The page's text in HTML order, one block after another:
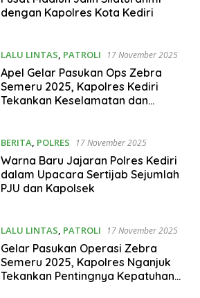
dengan Kapolres Kota Kediri
LALU LINTAS, PATROLI 17 November 2025
Apel Gelar Pasukan Ops Zebra
Semeru 2025, Kapolres Kediri
Tekankan Keselamatan dan
BERITA, POLRES 17 November 2025
Warna Baru Jajaran Polres Kediri
dalam Upacara Sertijab Sejumlah
PJU dan Kapolsek
LALU LINTAS, PATROLI 17 November 2025
Gelar Pasukan Operasi Zebra
Semeru 2025, Kapolres Nganjuk
Tekankan Pentingnya Kepatuhan